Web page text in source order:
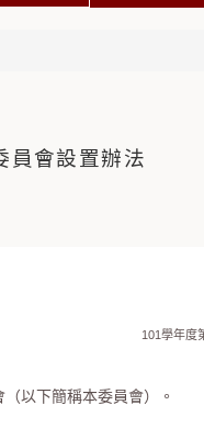
員會設置辦法
101學年度
以下簡稱本委員會）。